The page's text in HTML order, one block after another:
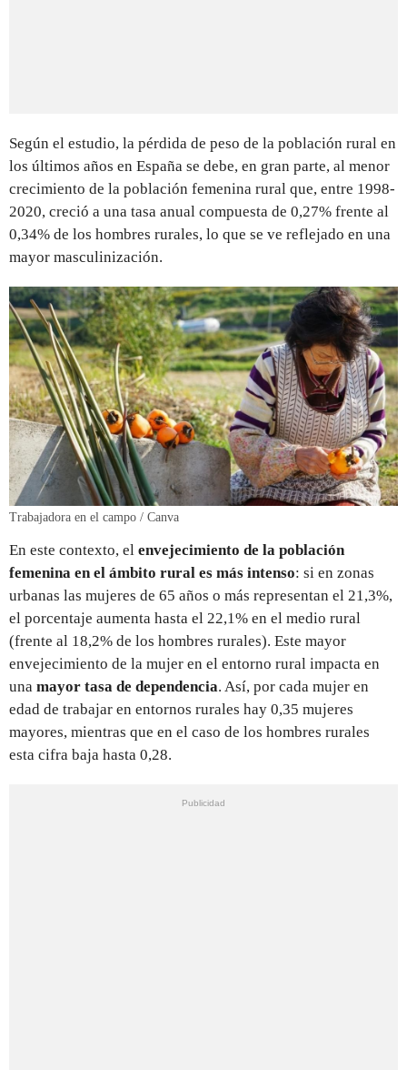
Según el estudio, la pérdida de peso de la población rural en
los últimos años en España se debe, en gran parte, al menor
crecimiento de la población femenina rural que, entre 1998-
2020, creció a una tasa anual compuesta de 0,27% frente al
0,34% de los hombres rurales, lo que se ve reflejado en una
mayor masculinización.
Trabajadora en el campo / Canva
En este contexto, el envejecimiento de la población
femenina en el ámbito rural es más intenso: si en zonas
urbanas las mujeres de 65 años o más representan el 21,3%,
el porcentaje aumenta hasta el 22,1% en el medio rural
(frente al 18,2% de los hombres rurales). Este mayor
envejecimiento de la mujer en el entorno rural impacta en
una mayor tasa de dependencia. Así, por cada mujer en
edad de trabajar en entornos rurales hay 0,35 mujeres
mayores, mientras que en el caso de los hombres rurales
esta cifra baja hasta 0,28.